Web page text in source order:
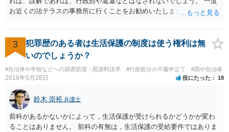
危険なものであり怖いので、そのような人には是非とも運転免許を返
納してほしいと思うのが社会の大勢です。 実際「交通違反を繰り返せ
しろ今回を苦い薬（良い教訓）として反省し、次回から「前の車は赤
で右折進行したけど、自分は右折進行を思いとどまった」と交通ルー
お近くの法テラスの事務所に行くことをお勧めいたします。
3
犯罪歴のある者は生活保護の制度は使う権利は無
いのでしょうか？
#自治体や学校などへの損害賠償・慰謝料請求 #行政処分の不服申立て #国や自治体
2018年5月28日 役にたった 18
鈴木 崇裕 弁護士
前科があるかないかによって，生活保護が受けられるかどうかが変わ
ることはありません。 前科の有無は，生活保護の受給要件ではありま